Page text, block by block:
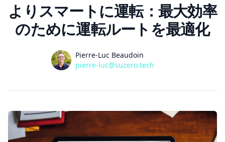
よりスマートに運転：最大効率
のために運転ルートを最適化
Pierre-Luc Beaudoin
pierre-luc@suzero.tech
pierre-luc@suzero.tech